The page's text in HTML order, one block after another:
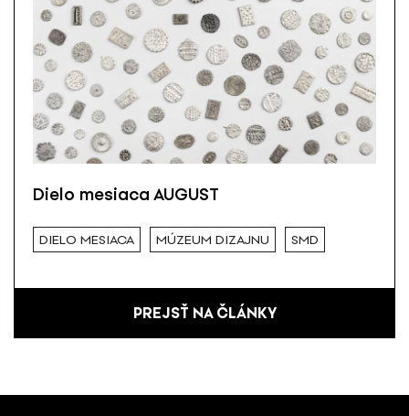
Dielo mesiaca AUGUST
DIELO MESIACA MÚZEUM DIZAJNU SMD
PREJSŤ NA ČLÁNKY